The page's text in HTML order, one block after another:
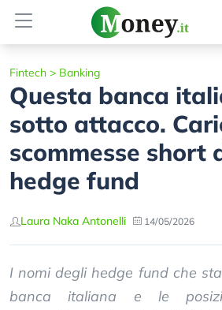
Fintech > Banking
Questa banca
sotto attacco.
scommesse short
hedge fund
Laura Naka Antonelli 14/05/2026
I nomi degli hedge fund che
banca italiana e le